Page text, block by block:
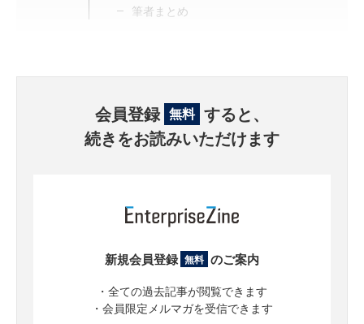
筆者まとめ
会員登録 無料 すると、
続きをお読みいただけます
新規会員登録 無料 のご案内
・全ての過去記事が閲覧できます
・会員限定メルマガを受信できます